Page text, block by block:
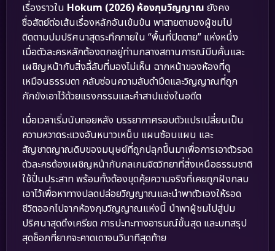
เรื่องราวใน Hokum (2026) ห้องกุมวิญญาณ ยังคง
ซื่อสัตย์ต่อเส้นเรื่องหลักอันเข้มข้น พาสายตาของผู้ชมไป
ติดตามปมปริศนาสุดระทึกภายใน “พื้นที่ปิดตาย” แห่งหนึ่ง
เมื่อตัวละครหลักต้องตกอยู่ท่ามกลางสถานการณ์บีบคั้นและ
เผชิญหน้ากับสิ่งลี้ลับที่มองไม่เห็น ฉากหน้าของห้องที่ดู
เหมือนธรรมดา กลับซ่อนความลับดำมืดและวิญญาณที่ถูก
กักขังเอาไว้ด้วยแรงกรรมและคำสาปแช่งในอดีต
เมื่อเวลาเริ่มนับถอยหลัง บรรยากาศรอบตัวแปรเปลี่ยนเป็น
ความหวาดระแวงอันหนาวเหน็บ แผนซ้อนแผน และ
สัญชาตญาณดิบของมนุษย์ที่ถูกปลุกขึ้นมาเพื่อการเอาตัวรอด
ตัวละครต้องเผชิญหน้ากับกลเกมจิตวิทยาที่สิ่งเหนือธรรมชาติ
ใช้ปั่นประสาท พร้อมทั้งต้องขุดคุ้ยความจริงที่เคยถูกฝังกลบ
เอาไว้เพื่อหาทางปลดปล่อยวิญญาณและนำพาตัวเองให้รอด
ชีวิตออกไปจากห้องกุมวิญญาณแห่งนี้ นำพาผู้ชมไปสู่ปม
ปริศนาสุดตึงเครียด การปะทะทางอารมณ์ขั้นสุด และบทสรุป
สุดช็อกที่ยากจะคาดเดาจนวินาทีสุดท้าย